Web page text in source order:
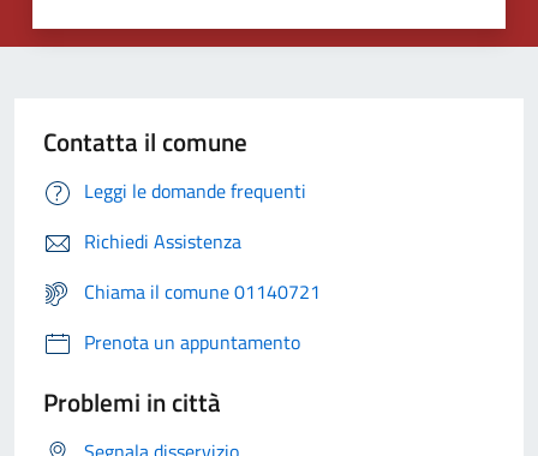
Contatta il comune
Leggi le domande frequenti
Richiedi Assistenza
Chiama il comune 01140721
Prenota un appuntamento
Problemi in città